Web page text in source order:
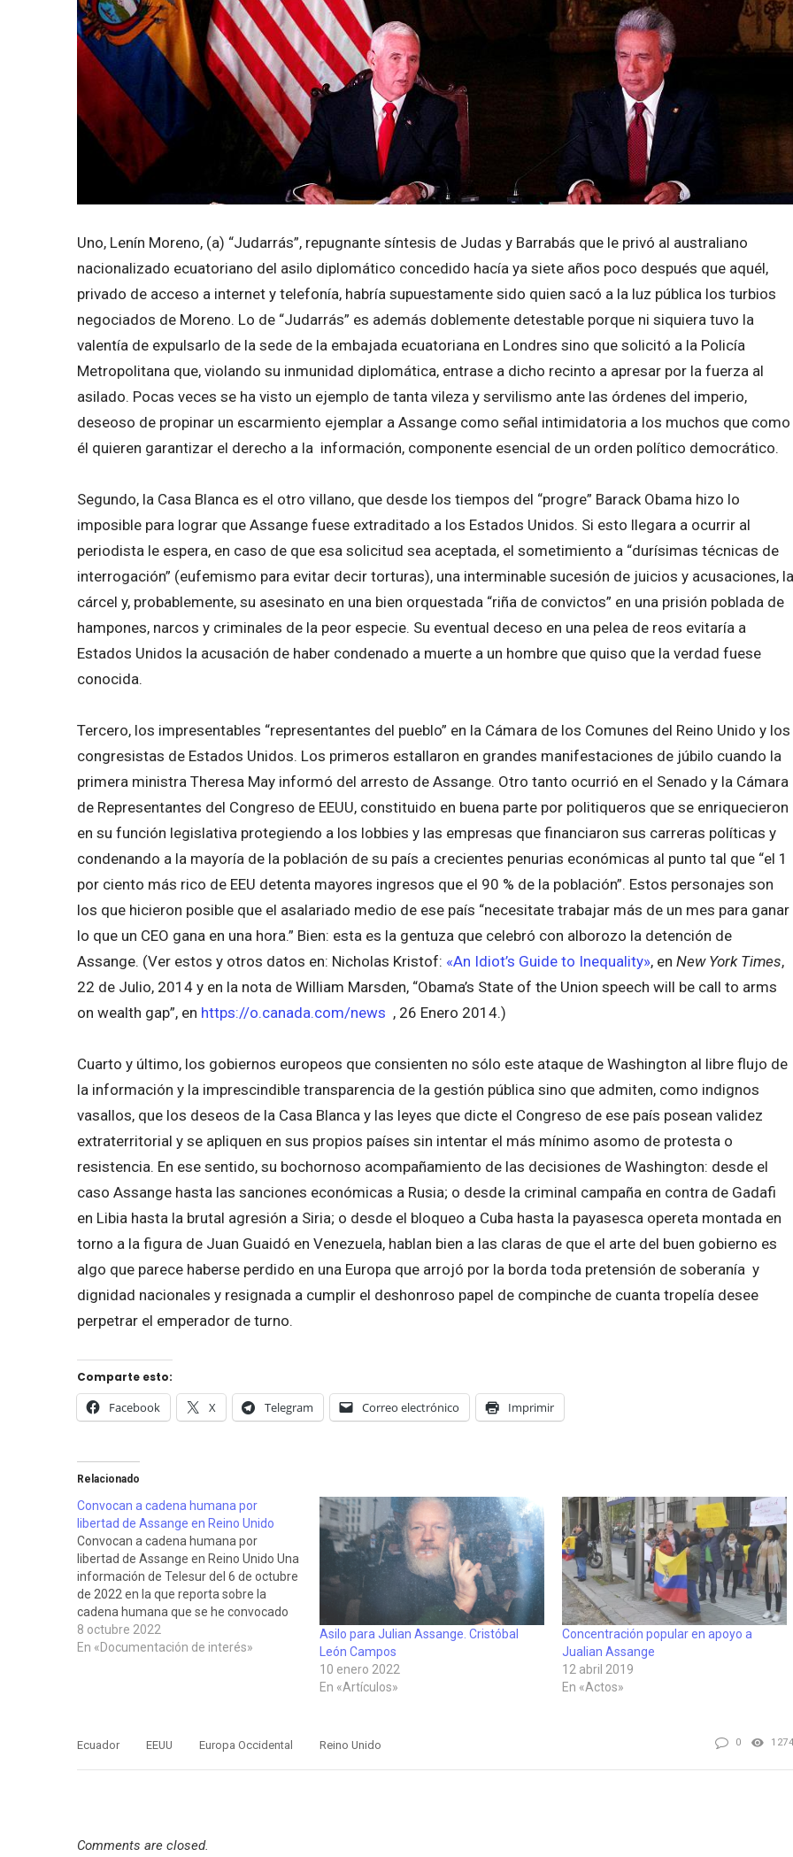
Uno, Lenín Moreno, (a) “Judarrás”, repugnante síntesis de Judas y Barrabás que le privó al australiano
nacionalizado ecuatoriano del asilo diplomático concedido hacía ya siete años poco después que aquél,
privado de acceso a internet y telefonía, habría supuestamente sido quien sacó a la luz pública los turbios
negociados de Moreno. Lo de “Judarrás” es además doblemente detestable porque ni siquiera tuvo la
valentía de expulsarlo de la sede de la embajada ecuatoriana en Londres sino que solicitó a la Policía
Metropolitana que, violando su inmunidad diplomática, entrase a dicho recinto a apresar por la fuerza al
asilado. Pocas veces se ha visto un ejemplo de tanta vileza y servilismo ante las órdenes del imperio,
deseoso de propinar un escarmiento ejemplar a Assange como señal intimidatoria a los muchos que como
él quieren garantizar el derecho a la información, componente esencial de un orden político democrático.
Segundo, la Casa Blanca es el otro villano, que desde los tiempos del “progre” Barack Obama hizo lo
imposible para lograr que Assange fuese extraditado a los Estados Unidos. Si esto llegara a ocurrir al
periodista le espera, en caso de que esa solicitud sea aceptada, el sometimiento a “durísimas técnicas de
interrogación” (eufemismo para evitar decir torturas), una interminable sucesión de juicios y acusaciones, la
cárcel y, probablemente, su asesinato en una bien orquestada “riña de convictos” en una prisión poblada de
hampones, narcos y criminales de la peor especie. Su eventual deceso en una pelea de reos evitaría a
Estados Unidos la acusación de haber condenado a muerte a un hombre que quiso que la verdad fuese
conocida.
Tercero, los impresentables “representantes del pueblo” en la Cámara de los Comunes del Reino Unido y los
congresistas de Estados Unidos. Los primeros estallaron en grandes manifestaciones de júbilo cuando la
primera ministra Theresa May informó del arresto de Assange. Otro tanto ocurrió en el Senado y la Cámara
de Representantes del Congreso de EEUU, constituido en buena parte por politiqueros que se enriquecieron
en su función legislativa protegiendo a los lobbies y las empresas que financiaron sus carreras políticas y
condenando a la mayoría de la población de su país a crecientes penurias económicas al punto tal que “el 1
por ciento más rico de EEU detenta mayores ingresos que el 90 % de la población”. Estos personajes son
los que hicieron posible que el asalariado medio de ese país “necesitate trabajar más de un mes para ganar
lo que un CEO gana en una hora.” Bien: esta es la gentuza que celebró con alborozo la detención de
Assange. (Ver estos y otros datos en: Nicholas Kristof: «An Idiot’s Guide to Inequality», en New York Times,
22 de Julio, 2014 y en la nota de William Marsden, “Obama’s State of the Union speech will be call to arms
on wealth gap”, en https://o.canada.com/news , 26 Enero 2014.)
Cuarto y último, los gobiernos europeos que consienten no sólo este ataque de Washington al libre flujo de
la información y la imprescindible transparencia de la gestión pública sino que admiten, como indignos
vasallos, que los deseos de la Casa Blanca y las leyes que dicte el Congreso de ese país posean validez
extraterritorial y se apliquen en sus propios países sin intentar el más mínimo asomo de protesta o
resistencia. En ese sentido, su bochornoso acompañamiento de las decisiones de Washington: desde el
caso Assange hasta las sanciones económicas a Rusia; o desde la criminal campaña en contra de Gadafi
en Libia hasta la brutal agresión a Siria; o desde el bloqueo a Cuba hasta la payasesca opereta montada en
torno a la figura de Juan Guaidó en Venezuela, hablan bien a las claras de que el arte del buen gobierno es
algo que parece haberse perdido en una Europa que arrojó por la borda toda pretensión de soberanía y
dignidad nacionales y resignada a cumplir el deshonroso papel de compinche de cuanta tropelía desee
perpetrar el emperador de turno.
Comparte esto:
Facebook X Telegram Correo electrónico Imprimir
Relacionado
Convocan a cadena humana por
libertad de Assange en Reino Unido
Convocan a cadena humana por
libertad de Assange en Reino Unido Una
información de Telesur del 6 de octubre
de 2022 en la que reporta sobre la
cadena humana que se he convocado
en Londres para el sábado 8 de octubre,
para exigir la liberación de Julian
8 octubre 2022
En «Documentación de interés»
Asilo para Julian Assange. Cristóbal
León Campos
10 enero 2022
En «Artículos»
Concentración popular en apoyo a
Jualian Assange
12 abril 2019
En «Actos»
Ecuador EEUU Europa Occidental Reino Unido 0 1274
Comments are closed.